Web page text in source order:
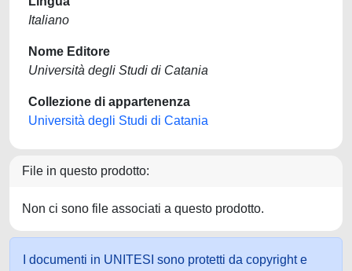
Italiano
Nome Editore
Università degli Studi di Catania
Collezione di appartenenza
Università degli Studi di Catania
File in questo prodotto:
Non ci sono file associati a questo prodotto.
I documenti in UNITESI sono protetti da copyright e